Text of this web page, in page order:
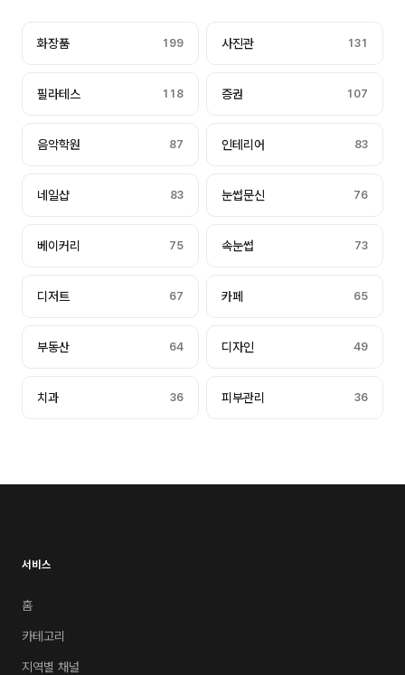
화장품 199 사진관 131
필라테스 118 증권 107
음악학원 87 인테리어 83
네일샵 83 눈썹문신 76
베이커리 75 속눈썹 73
디저트 67 카페 65
부동산 64 디자인 49
치과 36 피부관리 36
서비스
홈
카테고리
지역별 채널